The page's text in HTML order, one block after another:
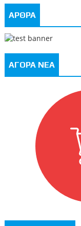
ΑΡΘΡΑ
ΑΓΟΡΑ ΝΕΑ